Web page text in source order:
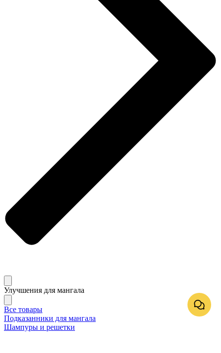
Улучшения для мангала
Все товары
Подказанники для мангала
Шампуры и решетки